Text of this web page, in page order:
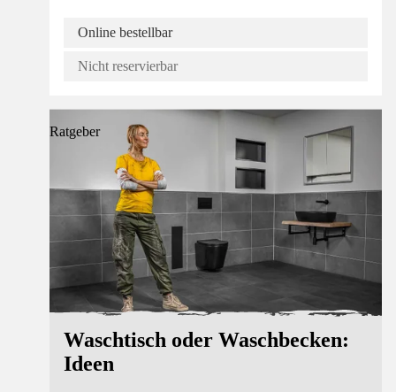
Online bestellbar
Nicht reservierbar
Ratgeber
Waschtisch oder Waschbecken:
Ideen